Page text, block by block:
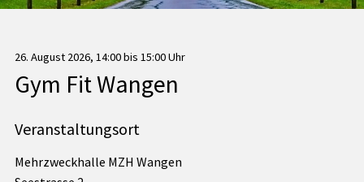
Gym Fit Wangen
26. August 2026, 14:00bis 15:00 Uhr
Veranstaltungsort
Mehrzweckhalle MZH Wangen